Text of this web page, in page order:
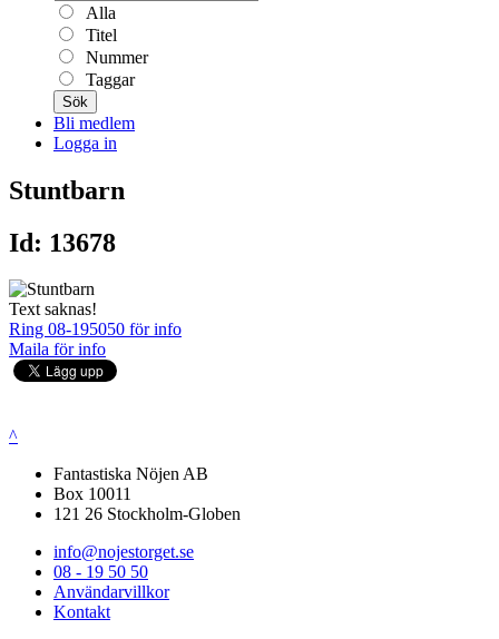
Alla
Titel
Nummer
Taggar
Sök
Bli medlem
Logga in
Stuntbarn
Id: 13678
Text saknas!
Ring 08-195050 för info
Maila för info
^
Fantastiska Nöjen AB
Box 10011
121 26 Stockholm-Globen
info@nojestorget.se
08 - 19 50 50
Användarvillkor
Kontakt